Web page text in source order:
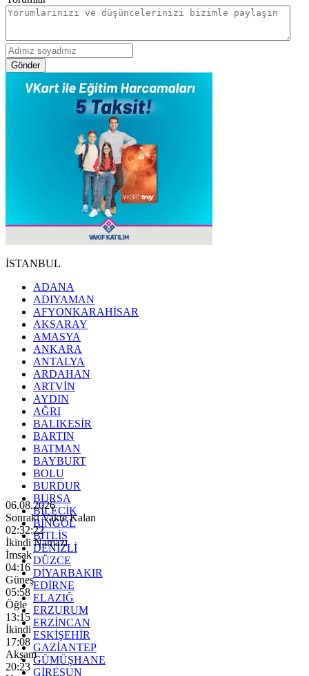
Gönder
İSTANBUL
ADANA
ADIYAMAN
AFYONKARAHİSAR
AKSARAY
AMASYA
ANKARA
ANTALYA
ARDAHAN
ARTVİN
AYDIN
AĞRI
BALIKESİR
BARTIN
BATMAN
BAYBURT
BOLU
BURDUR
BURSA
BİLECİK
BİNGÖL
BİTLİS
DENİZLİ
DÜZCE
DİYARBAKIR
EDİRNE
ELAZIĞ
ERZURUM
ERZİNCAN
ESKİŞEHİR
GAZİANTEP
GÜMÜŞHANE
GİRESUN
06.08.2026
Sonraki Vakte Kalan
02:32:20
İkindi Namazı
İmsak
04:16
Güneş
05:58
Öğle
13:15
İkindi
17:08
Akşam
20:23